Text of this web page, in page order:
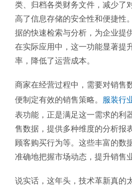
类、归档各类财务文件，减少了
高了信息存储的安全性和便捷性
据的快速检索与分析，为企业提
在实际应用中，这一功能显著提
率，降低了运营成本。
商家在经营过程中，需要对销售
便制定有效的销售策略。
服装行
表功能，正是满足这一需求的利
售数据，提供多种维度的分析报
顾客购买行为等。这些丰富的数
准确地把握市场动态，提升销售
说实话，这年头，技术革新真的